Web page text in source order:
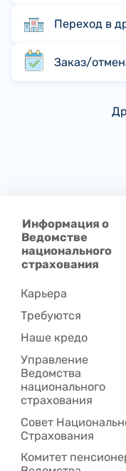
Переход в
Заказ/
Информация о
Ведомстве
национального
страхования
Карьера
Требуются
Наше кредо
Управление
Ведомства
национального
страхования
Совет
Cтрахования
Комитет